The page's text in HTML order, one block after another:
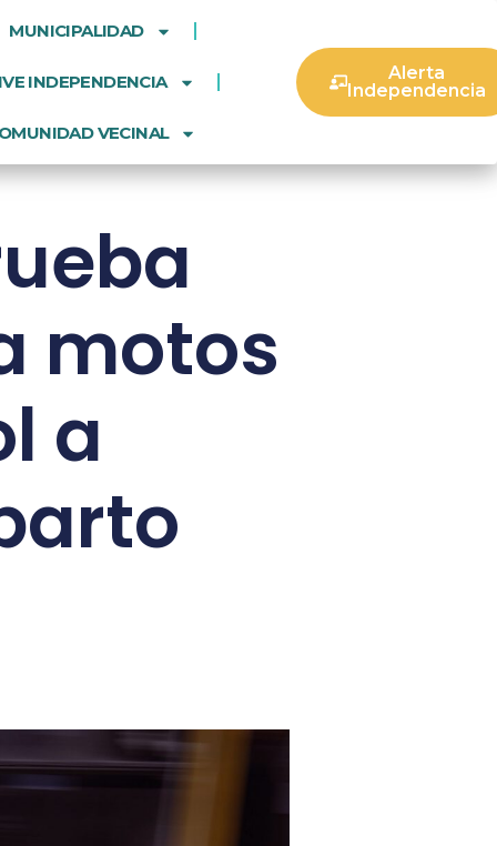
MUNICIPALIDAD
INDEPENDENCIA
VECINAL
Alerta
Independencia
motos
a